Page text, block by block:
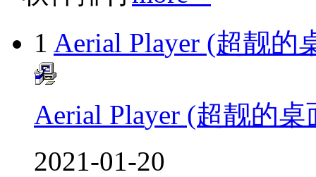
1 Aerial Player (超靓的
Aerial Player (超靓的
2021-01-20